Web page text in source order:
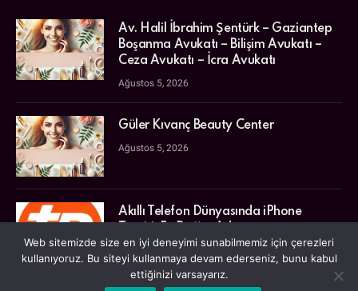
Av. Halil İbrahim Şentürk – Gaziantep
Boşanma Avukatı – Bilişim Avukatı –
Ceza Avukatı – İcra Avukatı
Ağustos 5, 2026
Güler Kıvanç Beauty Center
Ağustos 5, 2026
Akıllı Telefon Dünyasında iPhone
Temmuz 31, 2026
Web sitemizde size en iyi deneyimi sunabilmemiz için çerezleri
kullanıyoruz. Bu siteyi kullanmaya devam ederseniz, bunu kabul
ettiğinizi varsayarız.